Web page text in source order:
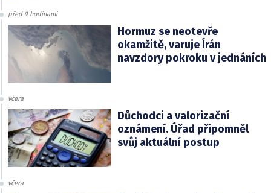
před 9 hodinami
Hormuz se neotevře
okamžitě, varuje Írán
navzdory pokroku v jednáních
včera
Důchodci a valorizační
oznámení. Úřad připomněl
svůj aktuální postup
včera